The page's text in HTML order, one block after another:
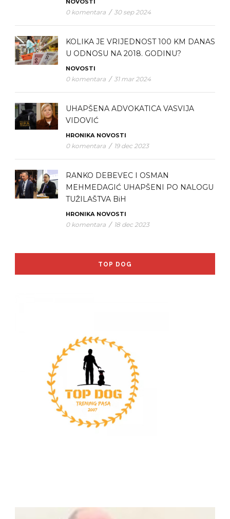
0 komentara / 30 sep 2024
KOLIKA JE VRIJEDNOST 100 KM DANAS
U ODNOSU NA 2018. GODINU?
NOVOSTI
0 komentara / 31 mar 2024
UHAPŠENA ADVOKATICA VASVIJA
VIDOVIĆ
HRONIKA NOVOSTI
0 komentara / 19 dec 2023
RANKO DEBEVEC I OSMAN
MEHMEDAGIĆ UHAPŠENI PO NALOGU
TUŽILAŠTVA BiH
HRONIKA NOVOSTI
0 komentara / 18 dec 2023
TOP DOG